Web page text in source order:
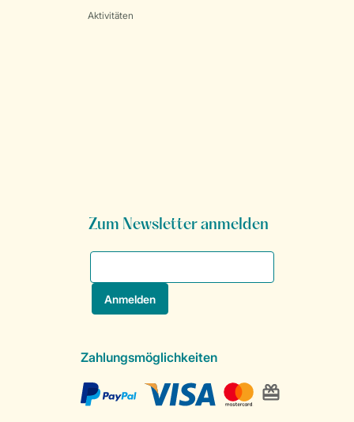
Aktivitäten
Zum Newsletter anmelden
Zahlungsmöglichkeiten